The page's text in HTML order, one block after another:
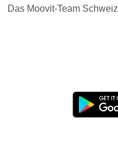
Das Moovit-Team Schweiz